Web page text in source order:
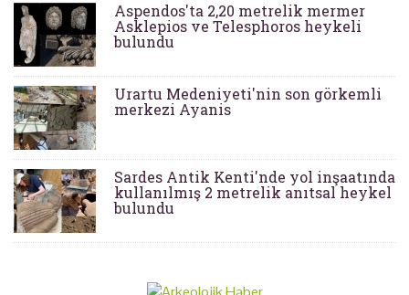
Aspendos'ta 2,20 metrelik mermer
Asklepios ve Telesphoros heykeli
bulundu
Urartu Medeniyeti'nin son görkemli
merkezi Ayanis
Sardes Antik Kenti'nde yol inşaatında
kullanılmış 2 metrelik anıtsal heykel
bulundu